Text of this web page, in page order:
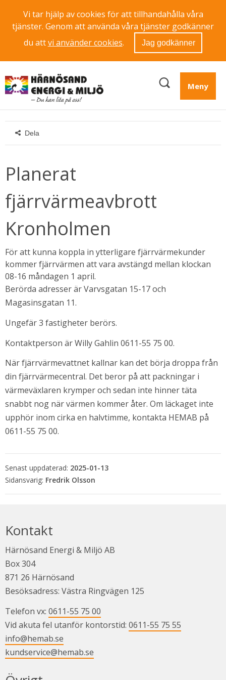
Vi tar hjälp av cookies för att tillhandahålla våra
tjänster. Genom att använda våra tjänster godkänner
du attvi använder cookies. Jag godkänner
Meny
nytt fönster.
Dela
Planerat
fjärrvärmeavbrott
Kronholmen
För att kunna koppla in ytterligare fjärrvärmekunder
kommer fjärrvärmen att vara avstängd mellan klockan
08-16 måndagen 1 april.
Berörda adresser är Varvsgatan 15-17 och
Magasinsgatan 11.
Ungefär 3 fastigheter berörs.
Kontaktperson är Willy Gahlin 0611-55 75 00.
När fjärrvärmevattnet kallnar kan det börja droppa från
din fjärrvärmecentral. Det beror på att packningar i
värmeväxlaren krymper och sedan inte hinner täta
snabbt nog när värmen kommer åter. Om läckaget inte
upphör inom cirka en halvtimme, kontakta HEMAB på
0611-55 75 00.
Senast uppdaterad: 2025-01-13
Fredrik Olsson
Kontakt
Härnösand Energi & Miljö AB
Box 304
871 26 Härnösand
Besöksadress: Västra Ringvägen 125
Telefon vx: 0611-55 75 00
Vid akuta fel utanför kontorstid: 0611-55 75 55
info@hemab.se
kundservice@hemab.se